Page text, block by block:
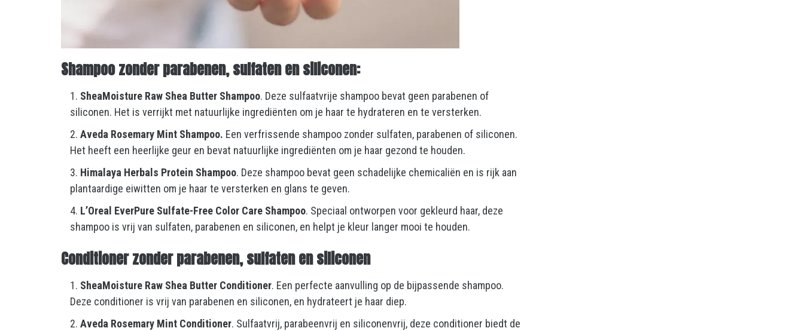
Shampoo zonder parabenen, sulfaten en siliconen:
SheaMoisture Raw Shea Butter Shampoo. Deze sulfaatvrije shampoo bevat geen parabenen of
siliconen. Het is verrijkt met natuurlijke ingrediënten om je haar te hydrateren en te versterken.
Aveda Rosemary Mint Shampoo. Een verfrissende shampoo zonder sulfaten, parabenen of siliconen.
Het heeft een heerlijke geur en bevat natuurlijke ingrediënten om je haar gezond te houden.
Himalaya Herbals Protein Shampoo. Deze shampoo bevat geen schadelijke chemicaliën en is rijk aan
plantaardige eiwitten om je haar te versterken en glans te geven.
L’Oreal EverPure Sulfate-Free Color Care Shampoo. Speciaal ontworpen voor gekleurd haar, deze
shampoo is vrij van sulfaten, parabenen en siliconen, en helpt je kleur langer mooi te houden.
Conditioner zonderparabenen, sulfaten en siliconen
SheaMoisture Raw Shea Butter Conditioner. Een perfecte aanvulling op de bijpassende shampoo.
Deze conditioner is vrij van parabenen en siliconen, en hydrateert je haar diep.
Aveda Rosemary Mint Conditioner. Sulfaatvrij, parabeenvrij en siliconenvrij, deze conditioner biedt de